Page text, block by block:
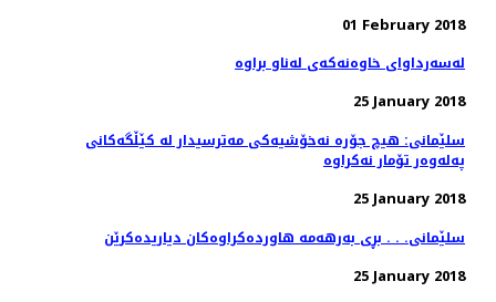
01 February 2018
25 January 2018
سلێمانی: هیچ جۆره‌ نه‌خۆشیه‌كی مه‌ترسیدار له‌ كێڵگه‌كانی
25 January 2018
سلێمانی. . . بڕی به‌رهه‌مه‌ هاورده‌كراوه‌كان دیاریده‌كرێن
25 January 2018